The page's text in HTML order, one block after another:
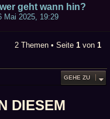
geht wann hin?
Mai 2025, 19:29
2 Themen • Seite 1 von 1
GEHE ZU
DIESEM